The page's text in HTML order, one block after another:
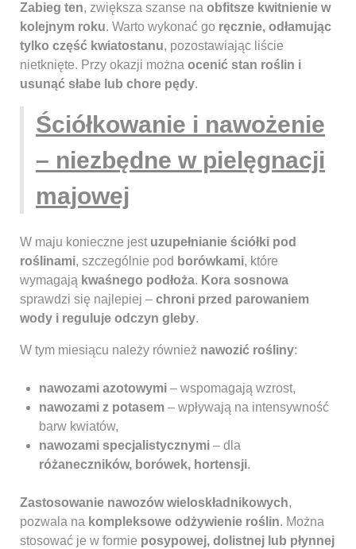
Zabieg ten, zwiększa szanse na obfitsze kwitnienie w
kolejnym roku. Warto wykonać go ręcznie, odłamując
tylko część kwiatostanu, pozostawiając liście
nietknięte. Przy okazji można ocenić stan roślin i
usunąć słabe lub chore pędy.
Ściółkowanie i nawożenie
– niezbędne w pielęgnacji
majowej
W maju konieczne jest uzupełnianie ściółki pod
roślinami, szczególnie pod borówkami, które
wymagają kwaśnego podłoża. Kora sosnowa
sprawdzi się najlepiej – chroni przed parowaniem
wody i reguluje odczyn gleby.
W tym miesiącu należy również nawozić rośliny:
nawozami azotowymi – wspomagają wzrost,
nawozami z potasem – wpływają na intensywność
barw kwiatów,
nawozami specjalistycznymi – dla
różaneczników, borówek, hortensji.
Zastosowanie nawozów wieloskładnikowych,
pozwala na kompleksowe odżywienie roślin. Można
stosować je w formie posypowej, dolistnej lub płynnej